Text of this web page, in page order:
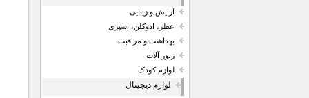
آرایش و زیبایی
عطر، ادوکلن، اسپری
بهداشت و مراقبت
زیور آلات
لوازم کودک
لوازم دیجیتال